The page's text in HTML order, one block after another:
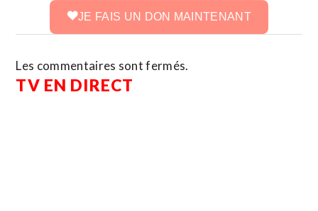
JE FAIS UN DON MAINTENANT
Les commentaires sont fermés.
TV EN DIRECT